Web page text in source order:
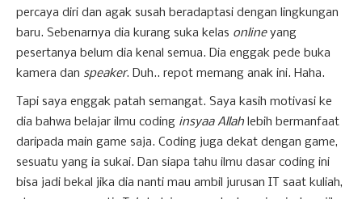
percaya diri dan agak susah beradaptasi dengan lingkungan
baru. Sebenarnya dia kurang suka kelas onlineyang
pesertanya belum dia kenal semua. Dia enggak pede buka
kamera dan speaker. Duh.. repot memang anak ini. Haha.
Tapi saya enggak patah semangat. Saya kasih motivasi ke
dia bahwa belajar ilmu coding insyaa Allah lebih bermanfaat
daripada main game saja. Coding juga dekat dengan game,
sesuatu yang ia sukai. Dan siapa tahu ilmu dasar coding ini
bisa jadi bekal jika dia nanti mau ambil jurusan IT saat kuliah,